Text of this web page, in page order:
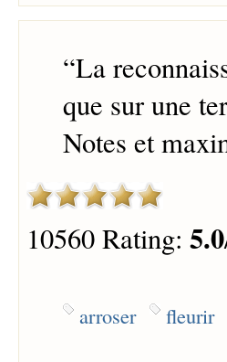
“La
que sur une
Notes et
10560 Rating: 5.0
arroser fleurir